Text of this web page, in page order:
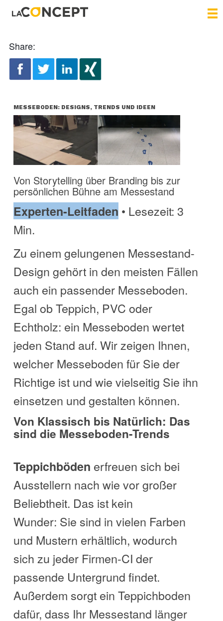
Share:
MESSEBODEN: DESIGNS, TRENDS UND IDEEN
Von Storytelling über Branding bis zur
persönlichen Bühne am Messestand
Experten-Leitfaden • Lesezeit: 3
Min.
Zu einem gelungenen Messestand-
Design gehört in den meisten Fällen
auch ein passender Messeboden.
Egal ob Teppich, PVC oder
Echtholz: ein Messeboden wertet
jeden Stand auf. Wir zeigen Ihnen,
welcher Messeboden für Sie der
Richtige ist und wie vielseitig Sie ihn
einsetzen und gestalten können.
Von Klassisch bis Natürlich: Das
sind die Messeboden-Trends
Teppichböden erfreuen sich bei
Ausstellern nach wie vor großer
Beliebtheit. Das ist kein
Wunder: Sie sind in vielen Farben
und Mustern erhältlich, wodurch
sich zu jeder Firmen-CI der
passende Untergrund findet.
Außerdem sorgt ein Teppichboden
dafür, dass Ihr Messestand länger